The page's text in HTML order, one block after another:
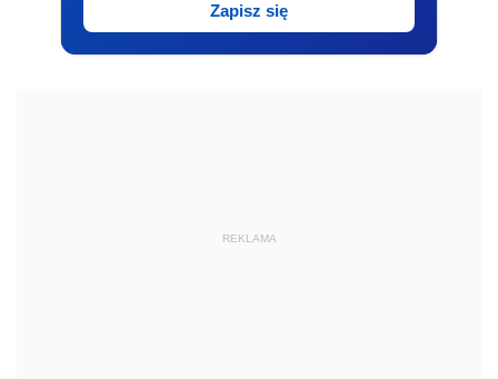
Zapisz się
REKLAMA